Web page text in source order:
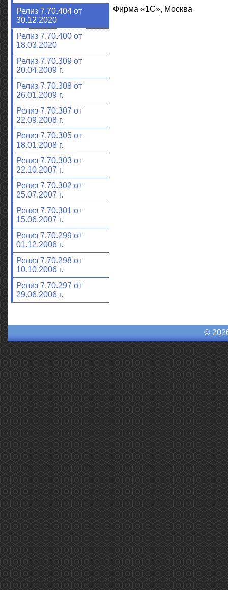
Релиз 7.70.404 от
30.12.2020
Релиз 7.70.400 от
18.03.2020
Релиз 7.70.309 от
20.04.2009 г.
Релиз 7.70.308 от
26.01.2009 г.
Релиз 7.70.307 от
22.09.2008 г.
Релиз 7.70.305 от
18.01.2008 г.
Релиз 7.70.303 от
22.10.2007 г.
Релиз 7.70.302 от
25.07.2007 г.
Релиз 7.70.301 от
15.06.2007 г.
Релиз 7.70.299 от
01.12.2006 г.
Релиз 7.70.298 от
10.10.2006 г.
Релиз 7.70.297 от
29.06.2006 г.
Фирма «1С», Москва
©